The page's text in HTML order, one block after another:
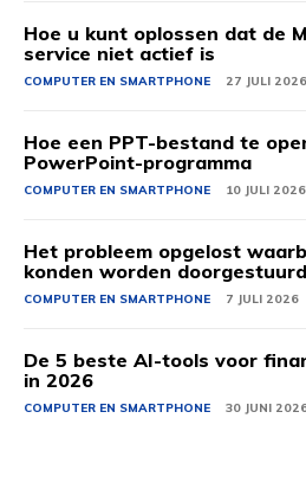
Hoe u kunt oplossen dat de
service niet actief is
COMPUTER EN SMARTPHONE 27 JULI 2026
Hoe een PPT-bestand te
PowerPoint-programma
COMPUTER EN SMARTPHONE 10 JULI 2026
Het probleem opgelost
konden worden
COMPUTER EN SMARTPHONE 7 JULI 2026
De 5 beste AI-tools voor
in 2026
COMPUTER EN SMARTPHONE 30 JUNI